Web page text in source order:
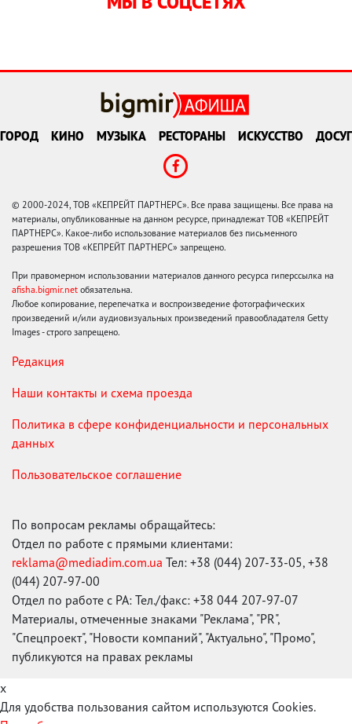
ГОРОД КИНО МУЗЫКА РЕСТОРАНЫ ИСКУССТВО ДОСУГ
© 2000-2024, ТОВ «КЕПРЕЙТ ПАРТНЕРС». Все права защищены. Все права на
материалы, опубликованные на данном ресурсе, принадлежат ТОВ «КЕПРЕЙТ
ПАРТНЕРС». Какое-либо использование материалов без письменного
разрешения ТОВ «КЕПРЕЙТ ПАРТНЕРС» запрещено.
При правомерном использовании материалов данного ресурса гиперссылка на
afisha.bigmir.net обязательна.
Любое копирование, перепечатка и воспроизведение фотографических
произведений и/или аудиовизуальных произведений правообладателя Getty
Images - строго запрещено.
Редакция
Наши контакты и схема проезда
Политика в сфере конфиденциальности и персональных
данных
Пользовательское соглашение
По вопросам рекламы обращайтесь:
Отдел по работе с прямыми клиентами:
reklama@mediadim.com.ua Тел: +38 (044) 207-33-05, +38
(044) 207-97-00
Отдел по работе с РА: Тел./факс: +38 044 207-97-07
Материалы, отмеченные знаками "Реклама", "PR",
"Спецпроект", "Новости компаний", "Актуально", "Промо",
публикуются на правах рекламы
x
Для удобства пользования сайтом используются Cookies.